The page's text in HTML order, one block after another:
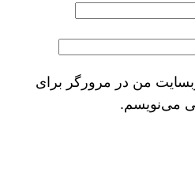
من در مرورگر برای
می‌نویسم.